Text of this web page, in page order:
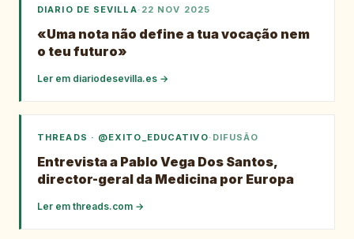
DIARIO DE SEVILLA· 22 NOV 2025
«Uma nota não define a tua vocação nem
o teu futuro»
Ler em diariodesevilla.es →
THREADS · @EXITO_EDUCATIVO· DIFUSÃO
Entrevista a Pablo Vega Dos Santos,
director-geral da Medicina por Europa
Ler em threads.com →